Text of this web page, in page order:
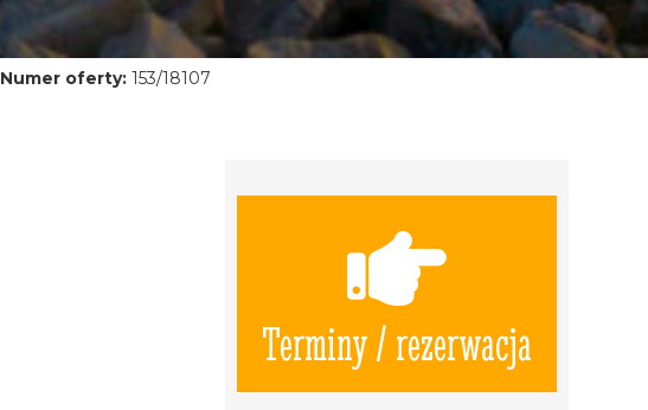
Numer oferty: 153/18107
Terminy / rezerwacja